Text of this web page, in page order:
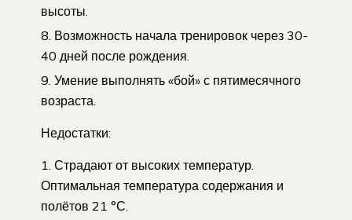
высоты.
Возможность начала тренировок через 30-
40 дней после рождения.
Умение выполнять «бой» с пятимесячного
возраста.
Недостатки:
Страдают от высоких температур.
Оптимальная температура содержания и
полётов 21 °С.